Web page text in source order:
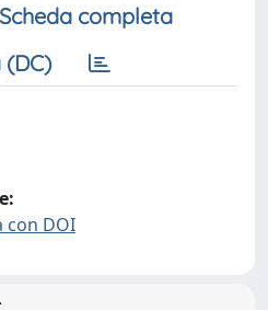
Scheda completa
con DOI